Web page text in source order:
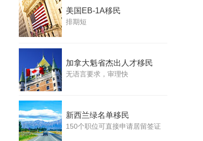
美国EB-1A移民
排期短
加拿大魁省杰出人才移民
无语言要求，审理快
新西兰绿名单移民
150个职位可直接申请居留签证